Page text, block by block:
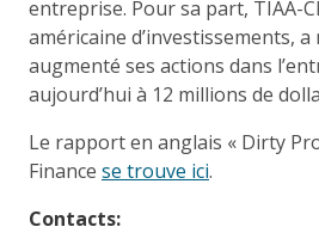
entreprise. Pour sa part, TIAA-
américaine d’investissements,
augmenté ses actions dans
aujourd’hui à 12 millions de
Le rapport en anglais « Dirty
Finance se trouve ici.
Contacts: